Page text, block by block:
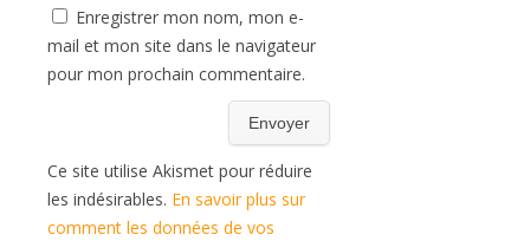
Enregistrer mon nom, mon e-
mail et mon site dans le navigateur
pour mon prochain commentaire.
Ce site utilise Akismet pour réduire
les indésirables. En savoir plus sur
comment les données de vos